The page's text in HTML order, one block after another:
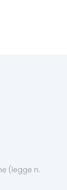
(legge n.